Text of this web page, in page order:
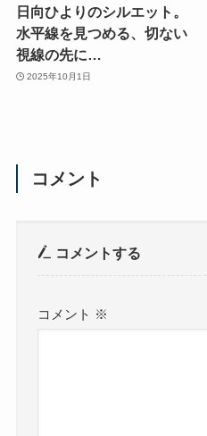
日向ひよりのシルエット。
水平線を見つめる、切ない
視線の先に…
2025年10月1日
コメント
コメントする
コメント ※